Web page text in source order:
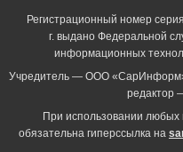
Регистрационный номер
г. выдано Федеральной
информационных
Учредитель — ООО
редактор
При использовании
обязательна гиперссылка на